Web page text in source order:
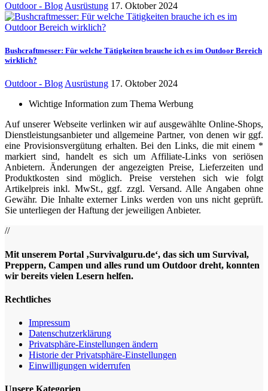
Outdoor - Blog Ausrüstung 17. Oktober 2024
Bushcraftmesser: Für welche Tätigkeiten brauche ich es im Outdoor Bereich
wirklich?
Outdoor - BlogAusrüstung 17. Oktober 2024
Wichtige Information zum Thema Werbung
Auf unserer Webseite verlinken wir auf ausgewählte Online-Shops,
Dienstleistungsanbieter und allgemeine Partner, von denen wir ggf.
eine Provisionsvergütung erhalten. Bei den Links, die mit einem *
markiert sind, handelt es sich um Affiliate-Links von seriösen
Anbietern. Änderungen der angezeigten Preise, Lieferzeiten und
Produktkosten sind möglich. Preise verstehen sich wie folgt
Artikelpreis inkl. MwSt., ggf. zzgl. Versand. Alle Angaben ohne
Gewähr. Die Inhalte externer Links werden von uns nicht geprüft.
Sie unterliegen der Haftung der jeweiligen Anbieter.
//
Mit unserem Portal ‚Survivalguru.de‘, das sich um Survival,
Preppern, Campen und alles rund um Outdoor dreht, konnten
wir bereits vielen Lesern helfen.
Rechtliches
Impressum
Datenschutzerklärung
Privatsphäre-Einstellungen ändern
Historie der Privatsphäre-Einstellungen
Einwilligungen widerrufen